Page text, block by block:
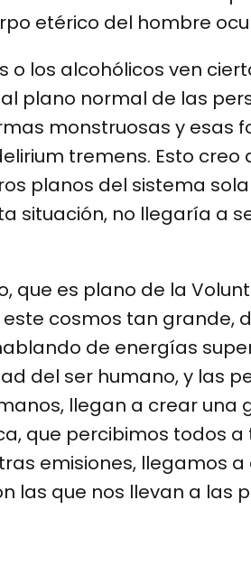
etérico del hombre
o los alcohólicos ven
plano normal de las
monstruosas y esas
tremens. Esto creo
planos del sistema
situación, no llegaría a
que es plano de la
cosmos tan grande,
de energías
del ser humano, y las
llegan a crear una
que percibimos todos
emisiones, llegamos
las que nos llevan a las